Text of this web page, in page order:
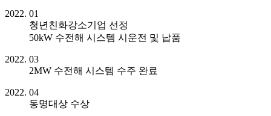
2022. 01
청년친화강소기업 선정
50kW 수전해 시스템 시운전 및 납품
2022. 03
2MW 수전해 시스템 수주 완료
2022. 04
동명대상 수상